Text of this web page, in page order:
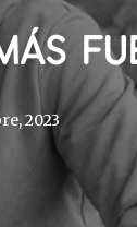
2023